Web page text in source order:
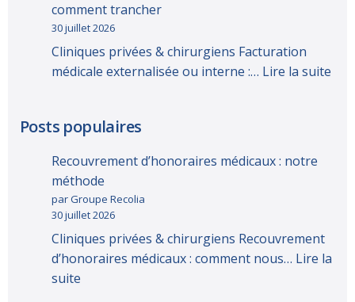
comment trancher
30 juillet 2026
Cliniques privées & chirurgiens Facturation
médicale externalisée ou interne :… Lire la suite
Posts populaires
Recouvrement d’honoraires médicaux : notre
méthode
par Groupe Recolia
30 juillet 2026
Cliniques privées & chirurgiens Recouvrement
d’honoraires médicaux : comment nous… Lire la
suite